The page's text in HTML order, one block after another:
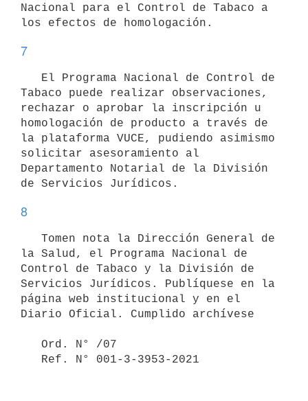
Nacional para el Control de Tabaco a
7
Tabaco puede realizar observaciones,
rechazar o aprobar la inscripción u
homologación de producto a través de
la plataforma VUCE, pudiendo asimismo
solicitar asesoramiento al
Departamento Notarial de la División
8
la Salud, el Programa Nacional de
Control de Tabaco y la División de
Servicios Jurídicos. Publíquese en la
página web institucional y en el
Diario Oficial. Cumplido archívese